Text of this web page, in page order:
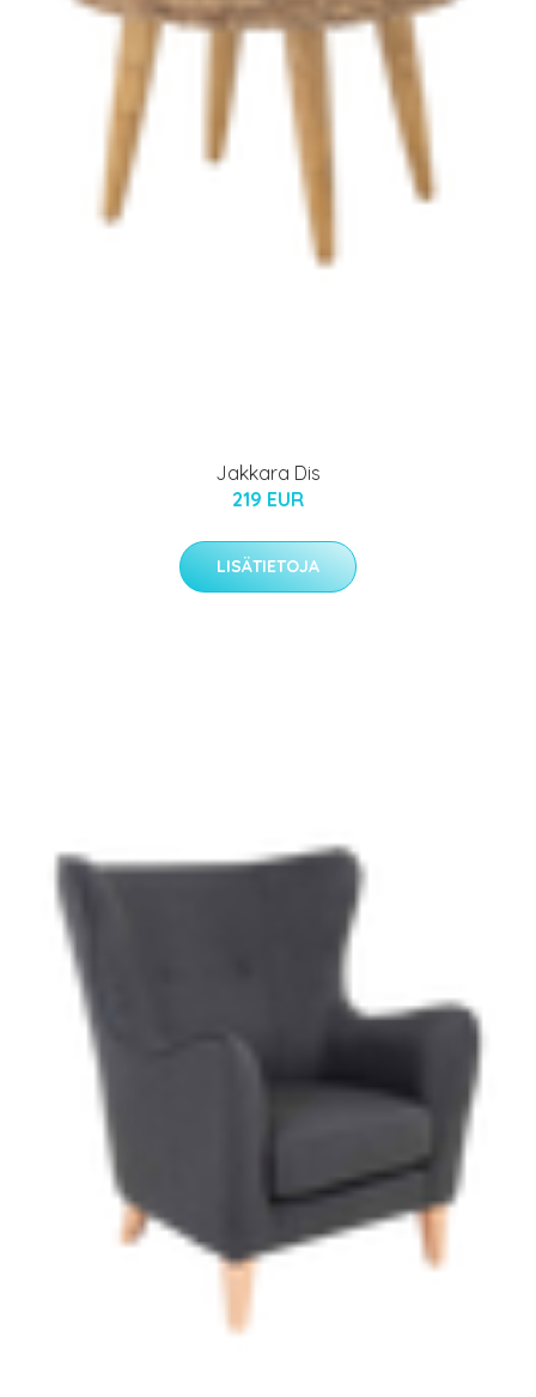
Jakkara Dis
219 EUR
LISÄTIETOJA